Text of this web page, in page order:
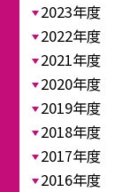
2023年度
2022年度
2021年度
2020年度
2019年度
2018年度
2017年度
2016年度